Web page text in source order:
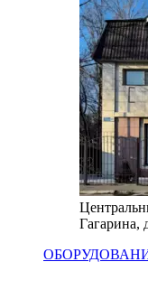
Гагарина,